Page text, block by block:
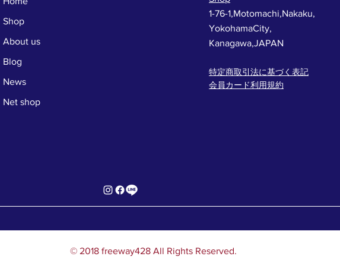
Shop
About us
Blog
News
Net shop
1-76-1,Motomachi,Nakaku,
YokohamaCity,
Kanagawa,JAPAN
特定商取引法に基づく表記
会員カード利用規約
© 2018 freeway428 All Rights Reserved.